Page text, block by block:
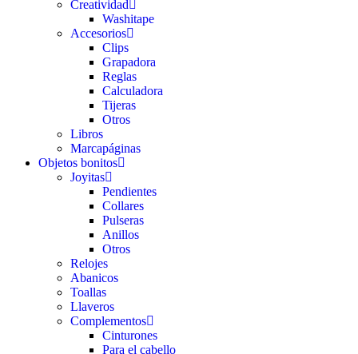
Creatividad
Washitape
Accesorios
Clips
Grapadora
Reglas
Calculadora
Tijeras
Otros
Libros
Marcapáginas
Objetos bonitos
Joyitas
Pendientes
Collares
Pulseras
Anillos
Otros
Relojes
Abanicos
Toallas
Llaveros
Complementos
Cinturones
Para el cabello